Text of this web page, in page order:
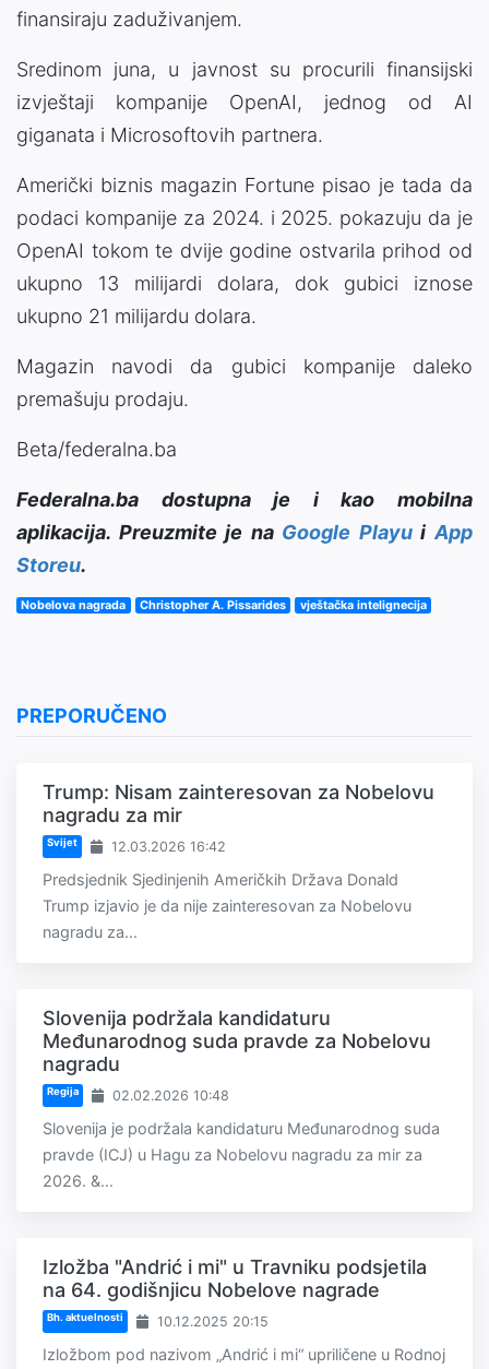
finansiraju zaduživanjem.
Sredinom juna, u javnost su procurili finansijski
izvještaji kompanije OpenAI, jednog od AI
giganata i Microsoftovih partnera.
Američki biznis magazin Fortune pisao je tada da
podaci kompanije za 2024. i 2025. pokazuju da je
OpenAI tokom te dvije godine ostvarila prihod od
ukupno 13 milijardi dolara, dok gubici iznose
ukupno 21 milijardu dolara.
Magazin navodi da gubici kompanije daleko
premašuju prodaju.
Beta/federalna.ba
Federalna.ba dostupna je i kao mobilna
aplikacija. Preuzmite je na Google PlayuiApp
Storeu.
Nobelova nagrada Christopher A. Pissarides vještačka intelignecija
PREPORUČENO
Trump: Nisam zainteresovan za Nobelovu
nagradu za mir
Svijet 12.03.2026 16:42
Predsjednik Sjedinjenih Američkih Država Donald
Trump izjavio je da nije zainteresovan za Nobelovu
nagradu za...
Slovenija podržala kandidaturu
Međunarodnog suda pravde za Nobelovu
nagradu
Regija 02.02.2026 10:48
Slovenija je podržala kandidaturu Međunarodnog suda
pravde (ICJ) u Hagu za Nobelovu nagradu za mir za
2026. &...
Izložba "Andrić i mi" u Travniku podsjetila
na 64. godišnjicu Nobelove nagrade
Bh. aktuelnosti 10.12.2025 20:15
Izložbom pod nazivom „Andrić i mi“ upriličene u Rodnoj